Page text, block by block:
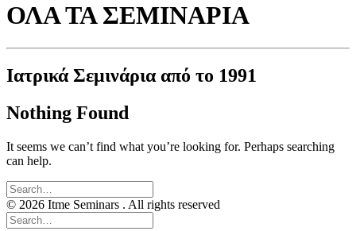
ΟΛΑ ΤΑ ΣΕΜΙΝΑΡΙΑ
Ιατρικά Σεμινάρια από το 1991
Nothing Found
It seems we can’t find what you’re looking for. Perhaps searching
can help.
© 2026 Itme Seminars . All rights reserved